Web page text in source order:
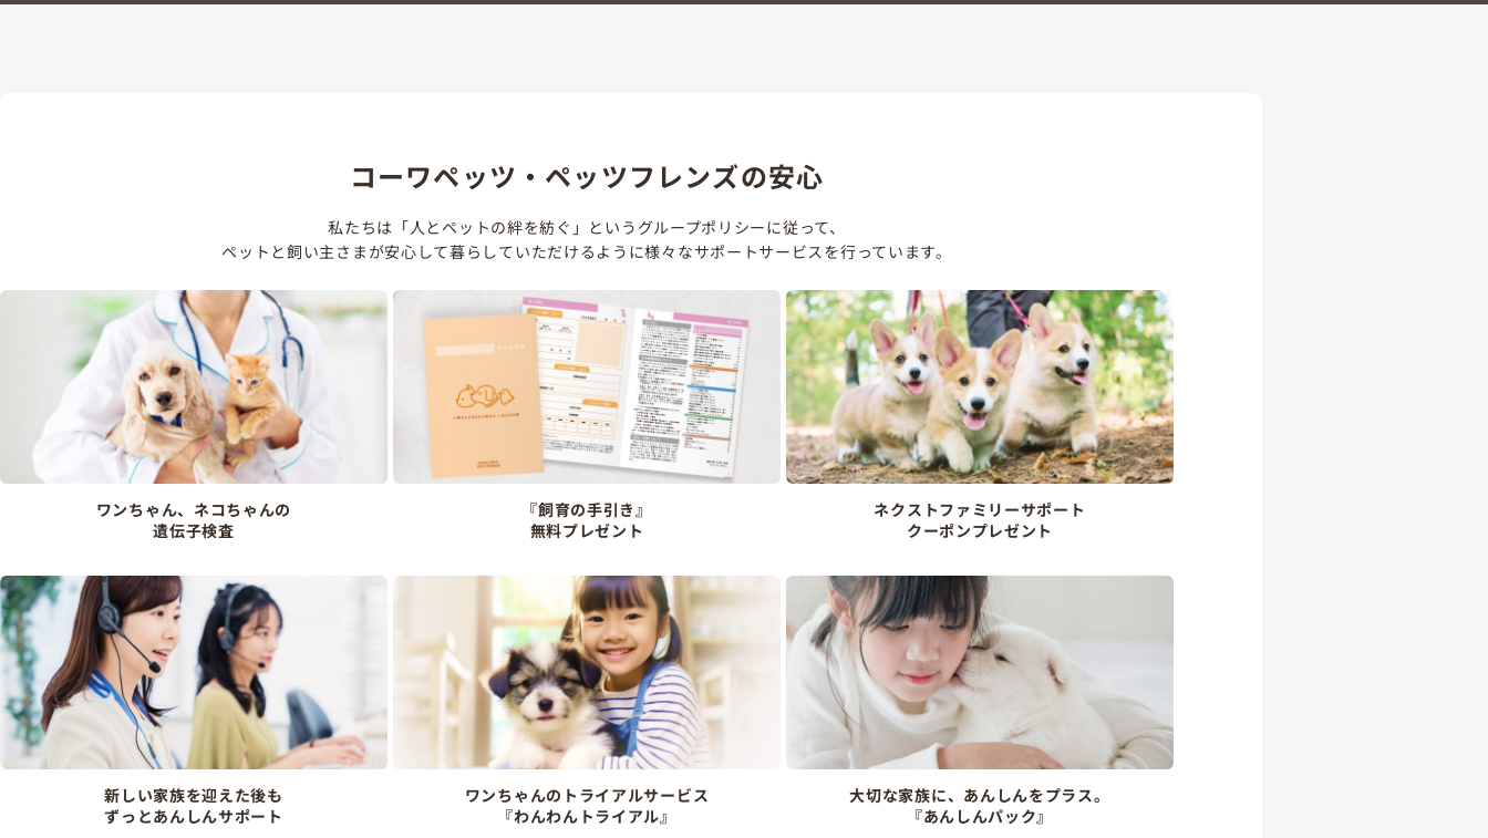
コーワペッツ・ペッツフレンズの安心
私たちは「人とペットの絆を紡ぐ」というグループポリシーに従って、
ペットと飼い主さまが安心して暮らしていただけるように様々なサポートサービスを行っています。
ワンちゃん、ネコちゃんの
遺伝子検査
『飼育の手引き』
無料プレゼント
ネクストファミリーサポート
クーポンプレゼント
新しい家族を迎えた後も
ずっとあんしんサポート
ワンちゃんのトライアルサービス
『わんわんトライアル』
大切な家族に、あんしんをプラス。
『あんしんパック』